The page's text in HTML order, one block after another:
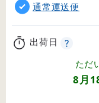
通常運送便
出荷日
ただ
8月